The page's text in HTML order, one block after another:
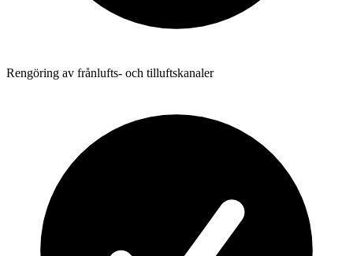
Rengöring av frånlufts- och tilluftskanaler